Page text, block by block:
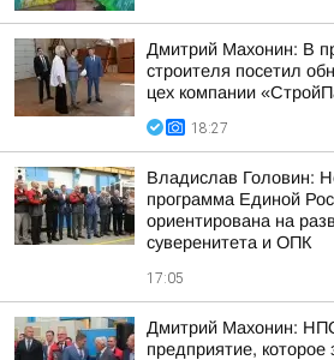
Дмитрий Махонин: В
строителя посетил
цех компании
18:27
Владислав Головин:
программа Единой
ориентирована на
суверенитета и ОПК
17:05
Дмитрий Махонин:
предприятие, которое